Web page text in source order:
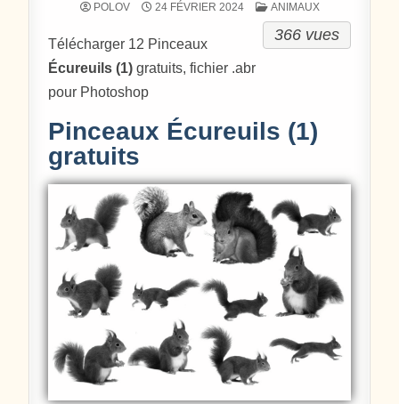
POLOV 24 FÉVRIER 2024 POSTÉ DANS
ANIMAUX
366 vues
Télécharger 12 Pinceaux
Écureuils (1) gratuits, fichier .abr
pour Photoshop
Pinceaux Écureuils (1)
gratuits